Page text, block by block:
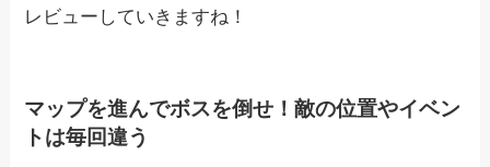
レビューしていきますね！
マップを進んでボスを倒せ！敵の位置やイベン
トは毎回違う